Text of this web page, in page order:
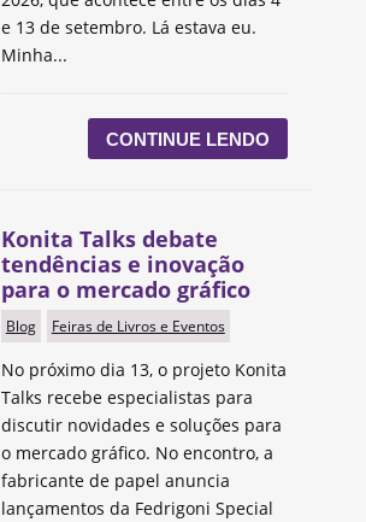
e 13 de setembro. Lá estava eu.
Minha...
CONTINUE LENDO
Konita Talks debate
tendências e inovação
para o mercado gráfico
Blog Feiras de Livros e Eventos
No próximo dia 13, o projeto Konita
Talks recebe especialistas para
discutir novidades e soluções para
o mercado gráfico. No encontro, a
fabricante de papel anuncia
lançamentos da Fedrigoni Special